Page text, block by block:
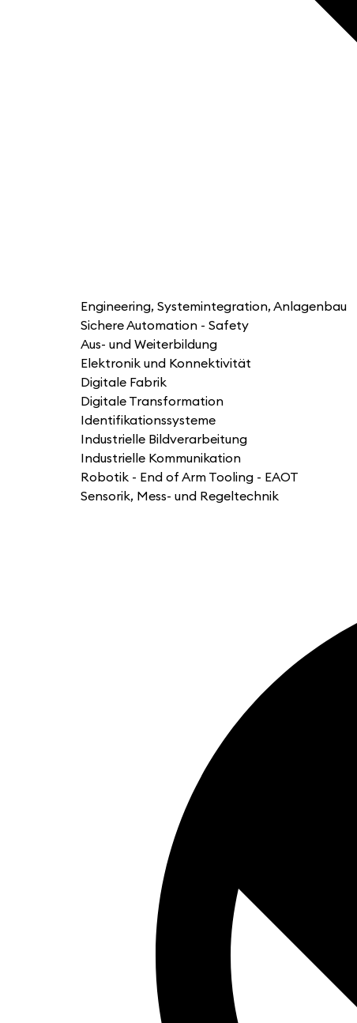
Engineering, Systemintegration, Anlagenbau
Sichere Automation - Safety
Aus- und Weiterbildung
Elektronik und Konnektivität
Digitale Fabrik
Digitale Transformation
Identifikationssysteme
Industrielle Bildverarbeitung
Industrielle Kommunikation
Robotik - End of Arm Tooling - EAOT
Sensorik, Mess- und Regeltechnik